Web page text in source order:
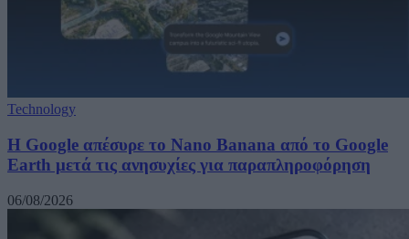
Technology
Η Google απέσυρε το Nano Banana από το Google
Earth μετά τις ανησυχίες για παραπληροφόρηση
06/08/2026